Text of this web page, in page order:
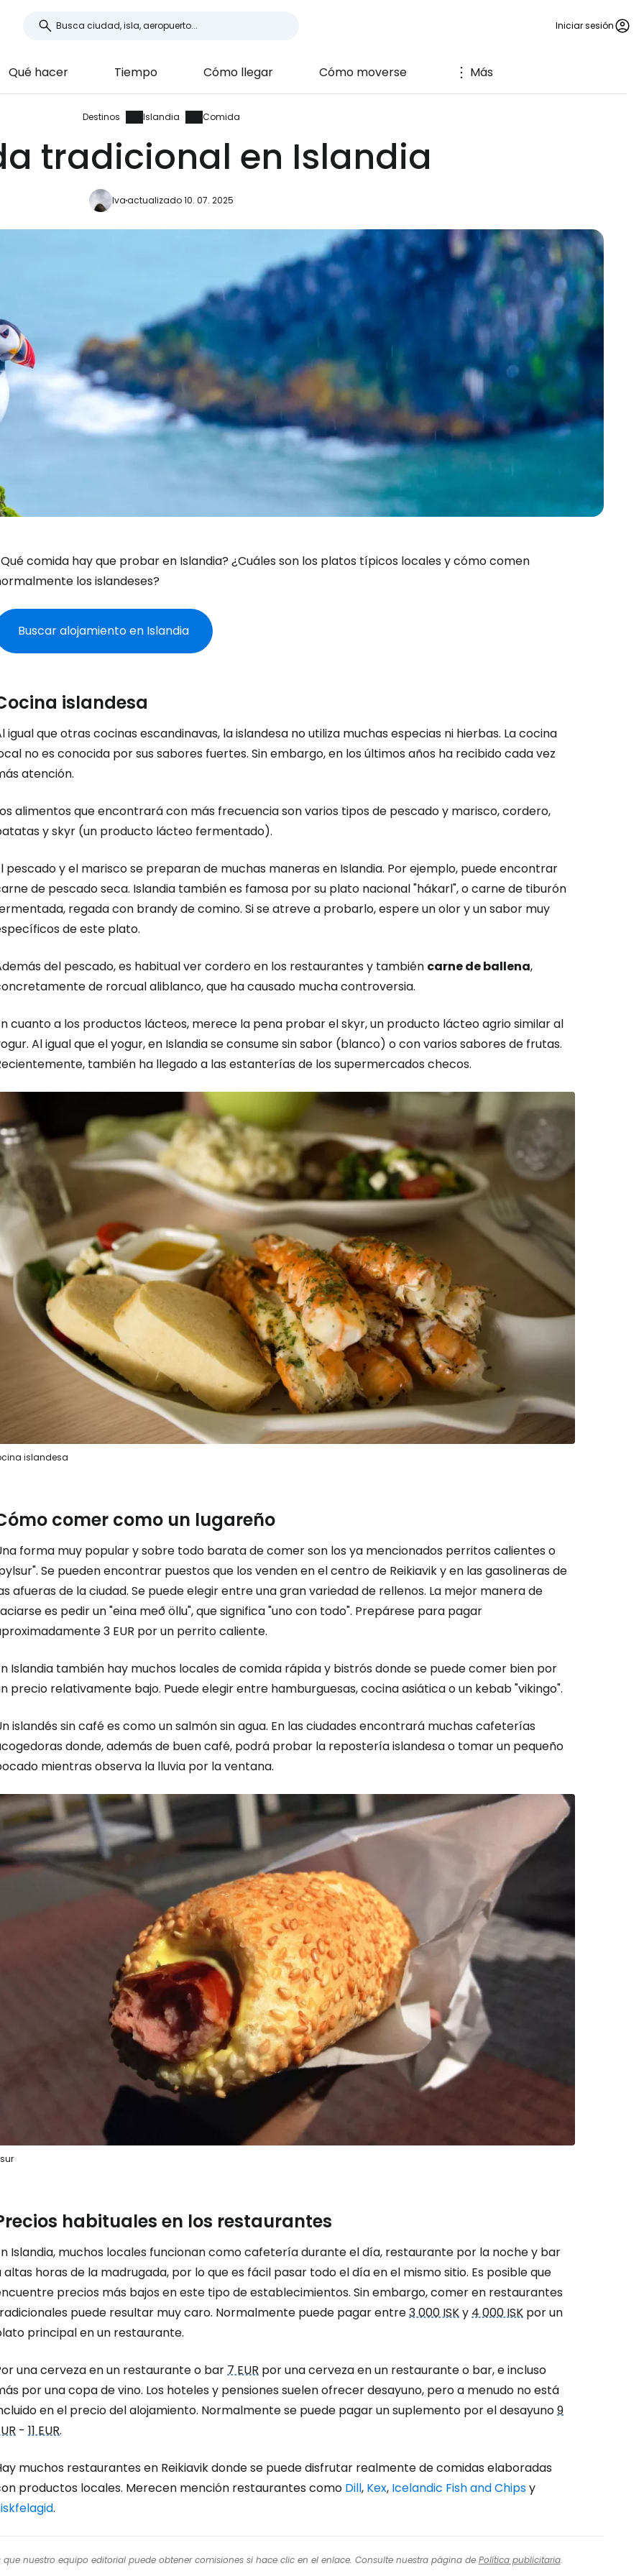
Iniciar sesión
Qué hacer Tiempo Cómo llegar Cómo moverse Más
Destinos Islandia Comida
tradicional en Islandia
Ivaactualizado 10. 07. 2025
comida hay que probar en Islandia? ¿Cuáles son los platos típicos locales y cómo comen
los islandeses?
Buscar alojamiento en Islandia
islandesa
igual que otras cocinas escandinavas, la islandesa no utiliza muchas especias ni hierbas. La cocina
no es conocida por sus sabores fuertes. Sin embargo, en los últimos años ha recibido cada vez
atención.
alimentos que encontrará con más frecuencia son varios tipos de pescado y marisco, cordero,
y skyr (un producto lácteo fermentado).
pescado y el marisco se preparan de muchas maneras en Islandia. Por ejemplo, puede encontrar
de pescado seca. Islandia también es famosa por su plato nacional "hákarl", o carne de tiburón
regada con brandy de comino. Si se atreve a probarlo, espere un olor y un sabor muy
de este plato.
del pescado, es habitual ver cordero en los restaurantes y también carne de ballena,
de rorcual aliblanco, que ha causado mucha controversia.
cuanto a los productos lácteos, merece la pena probar el skyr, un producto lácteo agrio similar al
Al igual que el yogur, en Islandia se consume sin sabor (blanco) o con varios sabores de frutas.
también ha llegado a las estanterías de los supermercados checos.
islandesa
comer como un lugareño
forma muy popular y sobre todo barata de comer son los ya mencionados perritos calientes o
Se pueden encontrar puestos que los venden en el centro de Reikiavik y en las gasolineras de
afueras de la ciudad. Se puede elegir entre una gran variedad de rellenos. La mejor manera de
es pedir un "eina með öllu", que significa "uno con todo". Prepárese para pagar
3 EUR por un perrito caliente.
Islandia también hay muchos locales de comida rápida y bistrós donde se puede comer bien por
precio relativamente bajo. Puede elegir entre hamburguesas, cocina asiática o un kebab "vikingo".
islandés sin café es como un salmón sin agua. En las ciudades encontrará muchas cafeterías
donde, además de buen café, podrá probar la repostería islandesa o tomar un pequeño
mientras observa la lluvia por la ventana.
habituales en los restaurantes
Islandia, muchos locales funcionan como cafetería durante el día, restaurante por la noche y bar
altas horas de la madrugada, por lo que es fácil pasar todo el día en el mismo sitio. Es posible que
precios más bajos en este tipo de establecimientos. Sin embargo, comer en restaurantes
puede resultar muy caro. Normalmente puede pagar entre3 000 ISKy4 000 ISK por un
principal en un restaurante.
una cerveza en un restaurante o bar7 EUR por una cerveza en un restaurante o bar, e incluso
por una copa de vino. Los hoteles y pensiones suelen ofrecer desayuno, pero a menudo no está
en el precio del alojamiento. Normalmente se puede pagar un suplemento por el desayuno9
- 11 EUR.
muchos restaurantes en Reikiavik donde se puede disfrutar realmente de comidas elaboradas
productos locales. Merecen mención restaurantes como Dill, Kex, Icelandic Fish and Chipsy
.
nuestro equipo editorial puede obtener comisiones si hace clic en el enlace. Consulte nuestra página de Política publicitaria.
Iniciar sesión en Cestee
... la comunidad mundial de viajeros
Continuar con Google
Continuar con Email